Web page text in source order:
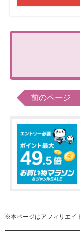
前のページ
※本ページはアフィリエイ